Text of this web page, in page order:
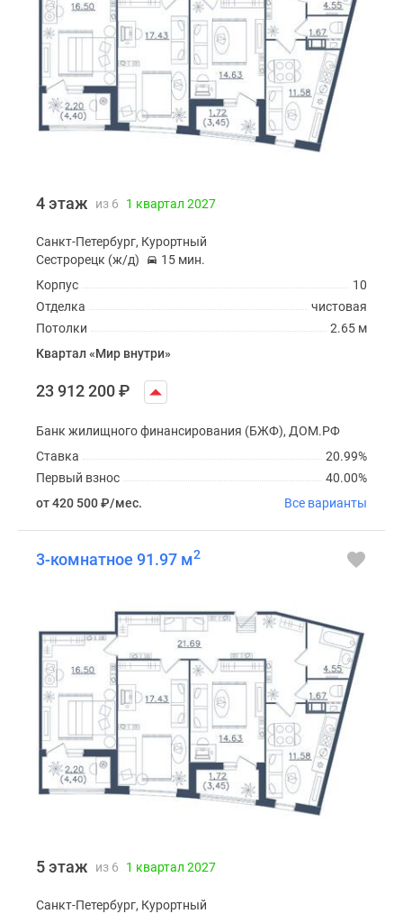
4 этаж из 6 1 квартал 2027
Санкт-Петербург, Курортный
Сестрорецк (ж/д)
15 мин.
10
Корпус
чистовая
Отделка
2.65 м
Потолки
Квартал «Мир внутри»
23 912 200₽
Банк жилищного финансирования (БЖФ), ДОМ.РФ
20.99%
Ставка
40.00%
Первый взнос
от 420 500₽/мес. Все варианты
3-комнатное 91.97 м2
5 этаж из 6 1 квартал 2027
Санкт-Петербург, Курортный